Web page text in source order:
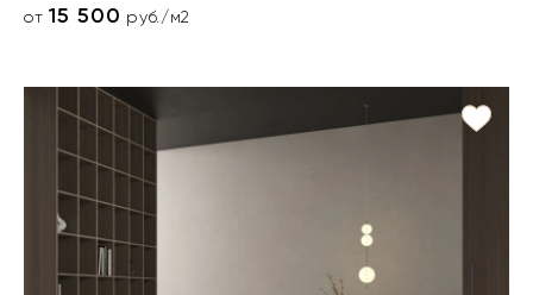
от15 500 руб./м2